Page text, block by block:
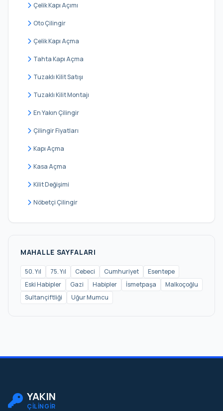
Çelik Kapı Açımı
Oto Çilingir
Çelik Kapı Açma
Tahta Kapı Açma
Tuzaklı Kilit Satışı
Tuzaklı Kilit Montajı
En Yakın Çilingir
Çilingir Fiyatları
Kapı Açma
Kasa Açma
Kilit Değişimi
Nöbetçi Çilingir
MAHALLE SAYFALARI
50. Yıl 75. Yıl Cebeci Cumhuriyet
Esentepe
Eski Habipler
Gazi Habipler İsmetpaşa
Malkoçoğlu
Sultançiftliği
Uğur Mumcu
YAKIN
ÇİLİNGİR